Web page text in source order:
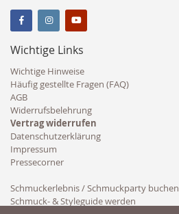
Wichtige Links
Wichtige Hinweise
Häufig gestellte Fragen (FAQ)
AGB
Widerrufsbelehrung
Vertrag widerrufen
Datenschutzerklärung
Impressum
Pressecorner
Schmuckerlebnis / Schmuckparty buchen
Schmuck- & Styleguide werden